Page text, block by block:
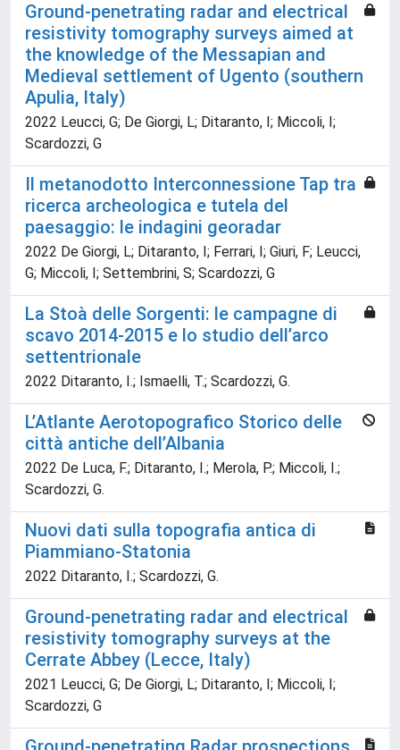
Ground-penetrating radar and electrical
resistivity tomography surveys aimed at
the knowledge of the Messapian and
Medieval settlement of Ugento (southern
Apulia, Italy)
2022 Leucci, G; De Giorgi, L; Ditaranto, I; Miccoli, I;
Scardozzi, G
Il metanodotto Interconnessione Tap tra
ricerca archeologica e tutela del
paesaggio: le indagini georadar
2022 De Giorgi, L; Ditaranto, I; Ferrari, I; Giuri, F; Leucci,
G; Miccoli, I; Settembrini, S; Scardozzi, G
La Stoà delle Sorgenti: le campagne di
scavo 2014-2015 e lo studio dell’arco
settentrionale
2022 Ditaranto, I.; Ismaelli, T.; Scardozzi, G.
L’Atlante Aerotopografico Storico delle
città antiche dell’Albania
2022 De Luca, F.; Ditaranto, I.; Merola, P.; Miccoli, I.;
Scardozzi, G.
Nuovi dati sulla topografia antica di
Piammiano-Statonia
2022 Ditaranto, I.; Scardozzi, G.
Ground-penetrating radar and electrical
resistivity tomography surveys at the
Cerrate Abbey (Lecce, Italy)
2021 Leucci, G; De Giorgi, L; Ditaranto, I; Miccoli, I;
Scardozzi, G